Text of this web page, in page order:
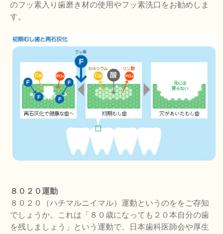
のフッ素入り歯磨き材の使用やフッ素洗口をお勧めしま
す。
８０２０運動
８０２０（ハチマルニイマル）運動というのををご存知
でしょうか。これは「８０歳になっても２０本自分の歯
を残しましょう」という運動で、日本歯科医師会や厚生